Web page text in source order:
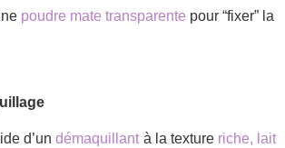
poudre mate transparente pour “fixer” la
d’undémaquillantà la texture riche, lait